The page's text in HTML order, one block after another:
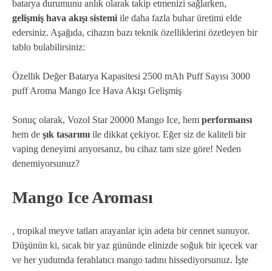
batarya durumunu anlık olarak takip etmenizi sağlarken,
gelişmiş hava akışı sistemi ile daha fazla buhar üretimi elde
edersiniz. Aşağıda, cihazın bazı teknik özelliklerini özetleyen bir
tablo bulabilirsiniz:
Özellik Değer Batarya Kapasitesi 2500 mAh Puff Sayısı 3000
puff Aroma Mango Ice Hava Akışı Gelişmiş
Sonuç olarak, Vozol Star 20000 Mango Ice, hem performansı
hem de şık tasarımı ile dikkat çekiyor. Eğer siz de kaliteli bir
vaping deneyimi arıyorsanız, bu cihaz tam size göre! Neden
denemiyorsunuz?
Mango Ice Aroması
, tropikal meyve tatları arayanlar için adeta bir cennet sunuyor.
Düşünün ki, sıcak bir yaz gününde elinizde soğuk bir içecek var
ve her yudumda ferahlatıcı mango tadını hissediyorsunuz. İşte